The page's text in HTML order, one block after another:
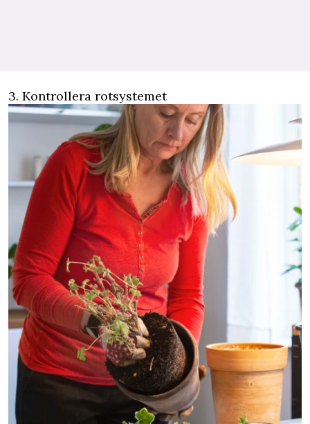
3. Kontrollera rotsystemet